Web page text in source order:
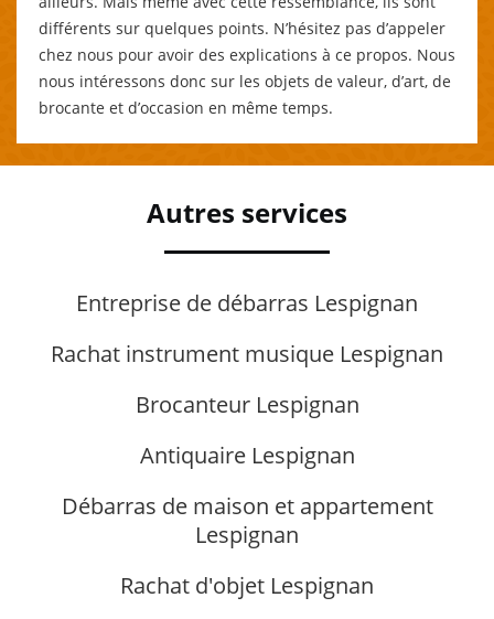
différents sur quelques points. N’hésitez pas d’appeler
chez nous pour avoir des explications à ce propos. Nous
nous intéressons donc sur les objets de valeur, d’art, de
brocante et d’occasion en même temps.
Autres services
Entreprise de débarras Lespignan
Rachat instrument musique Lespignan
Brocanteur Lespignan
Antiquaire Lespignan
Débarras de maison et appartement
Lespignan
Rachat d'objet Lespignan